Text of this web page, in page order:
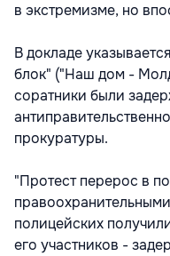
в экстремизме, но
В докладе
блок" ("Наш дом -
соратники были
прокуратуры.
"Протест перерос в
полицейских
его участников -